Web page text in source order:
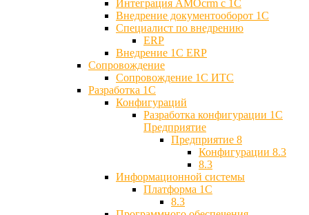
Интеграция AMOcrm с 1C
Внедрение документооборот 1С
Специалист по внедрению
ERP
Внедрение 1С ERP
Cопровождение
Cопровождение 1С ИТС
Разработка 1C
Конфигураций
Разработка конфигурации 1С
Предприятие
Предприятие 8
Конфигурации 8.3
8.3
Информационной системы
Платформа 1С
8.3